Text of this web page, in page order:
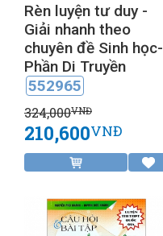
Rèn luyện tư duy -
Giải nhanh theo
chuyên đề Sinh học-
Phần Di Truyền
552965
324,000VNĐ
210,600VNĐ